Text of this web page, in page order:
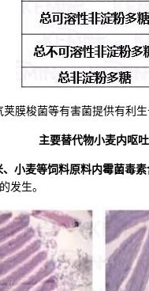
膜梭菌等有害菌提供有利
主要替代物小麦内呕
、小麦等饲料原料内霉菌毒
发生。